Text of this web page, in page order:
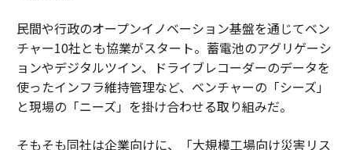
民間や行政のオープンイノベーション基盤を通じてベン
チャー10社とも協業がスタート。蓄電池のアグリゲーシ
ョンやデジタルツイン、ドライブレコーダーのデータを
使ったインフラ維持管理など、ベンチャーの「シーズ」
と現場の「ニーズ」を掛け合わせる取り組みだ。
そもそも同社は企業向けに、「大規模工場向け災害リス